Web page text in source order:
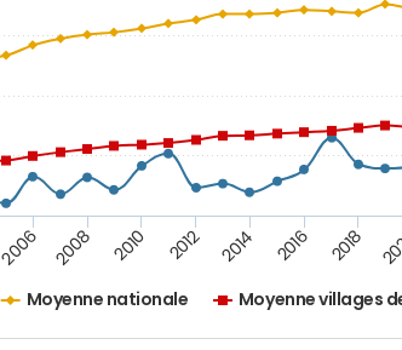
Moyenne nationale Moyenne villages
2006 2008 2010 2012 2014 2016 2018